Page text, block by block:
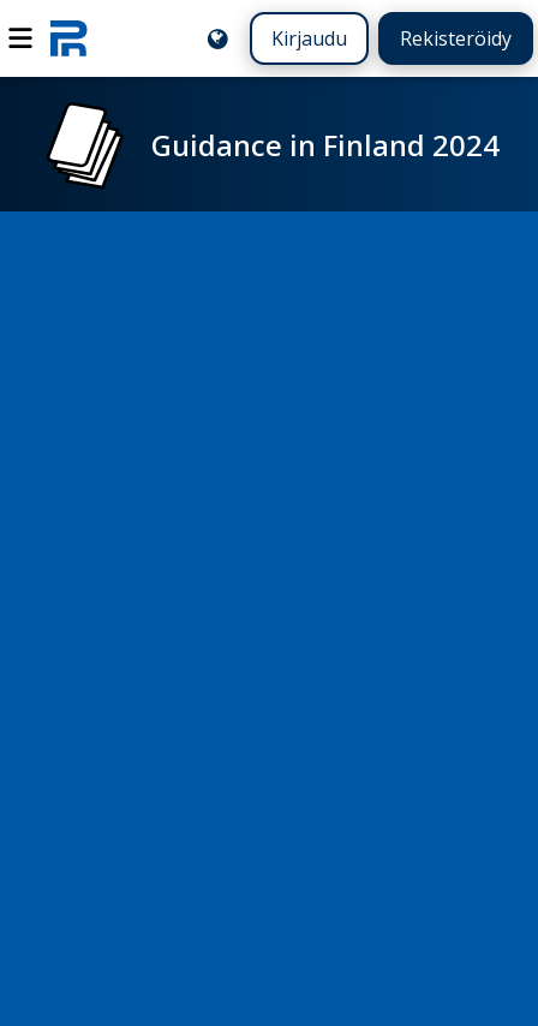
Kirjaudu Rekisteröidy
Guidance in Finland 2024